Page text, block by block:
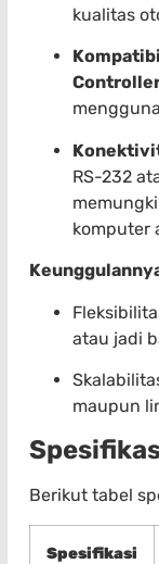
kualitas
RS-232
komputer
atau jadi
maupun
Berikut tabel
Spesifikasi